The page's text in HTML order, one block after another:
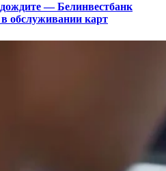
— Белинвестбанк
обслуживании карт